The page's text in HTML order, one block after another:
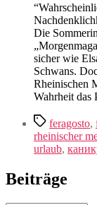
Die
sicher wie
Schwans.
Rheinischen
Wahrheit das
Tagsferagosto,
rheinischer
urlaub,
Beiträge